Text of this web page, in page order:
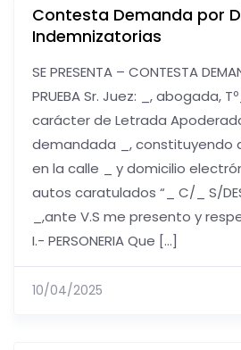
Contesta Demanda por
Indemnizatorias
SE PRESENTA – CONTESTA
PRUEBA Sr. Juez: _, abogada,
carácter de Letrada
demandada _, constituyendo
en la calle _ y domicilio
autos caratulados “_ C/_ S/
_,ante V.S me presento y
I.- PERSONERIA Que […]
10/04/2025